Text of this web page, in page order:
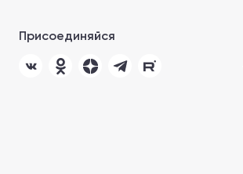
Присоединяйся